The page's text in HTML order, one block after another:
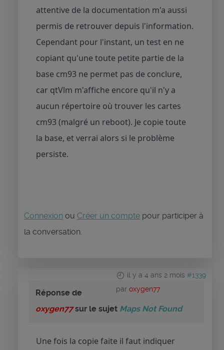
attentive de la documentation m'a aussi
permis de retrouver depuis l'information.
Cependant pour l'instant, un test en ne
copiant qu'une toute petite partie de la
base cm93 ne permet pas de conclure,
car qtVlm m'affiche encore qu'il n'y a
aucun répertoire où trouver les cartes
cm93 (malgré un reboot). Je copie toute
la base, et verrai alors si le problème
persiste.
Connexion ou Créer un compte pour participer à
la conversation.
il y a 4 ans 2 mois #1339
par oxygen77
Réponse de
oxygen77sur le sujet Maps Not Found
Une fois la copie faite il faut indiquer